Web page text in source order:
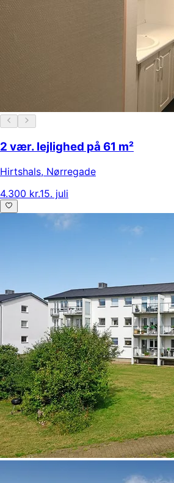
2 vær. lejlighed på 61 m²
Hirtshals, Nørregade
4.300 kr.15. juli